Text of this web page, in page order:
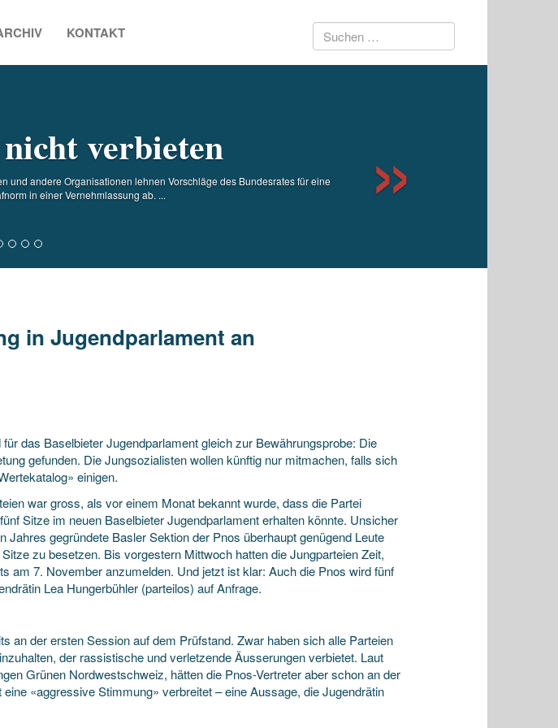
KONTAKT Suchen
verbieten
und andere Organisationen lehnen Vorschläge des Bundesrates für eine
in einer Vernehmlassung ab. ...
in Jugendparlament an
das Baselbieter Jugendparlament gleich zur Bewährungsprobe: Die
gefunden. Die Jungsozialisten wollen künftig nur mitmachen, falls sich
einigen.
war gross, als vor einem Monat bekannt wurde, dass die Partei
Sitze im neuen Baselbieter Jugendparlament erhalten könnte. Unsicher
Jahres gegründete Basler Sektion der Pnos überhaupt genügend Leute
zu besetzen. Bis vorgestern Mittwoch hatten die Jungparteien Zeit,
am 7. November anzumelden. Und jetzt ist klar: Auch die Pnos wird fünf
Lea Hungerbühler (parteilos) auf Anfrage.
an der ersten Session auf dem Prüfstand. Zwar haben sich alle Parteien
der rassistische und verletzende Äusserungen verbietet. Laut
Grünen Nordwestschweiz, hätten die Pnos-Vertreter aber schon an der
«aggressive Stimmung» verbreitet – eine Aussage, die Jugendrätin